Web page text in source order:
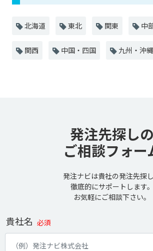
北海道 東北 関東 中
関西 中国・四国 九州・沖縄
発注先探しの
ご相談フォー
発注ナビは貴社の発注先探
徹底的にサポートします。
お気軽にご相談下さい。
貴社名 必須